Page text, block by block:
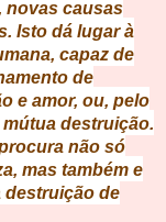
novas causas
Isto dá lugar à
capaz de
de
e amor, ou, pelo
mútua destruição.
não só
mas também e
destruição de